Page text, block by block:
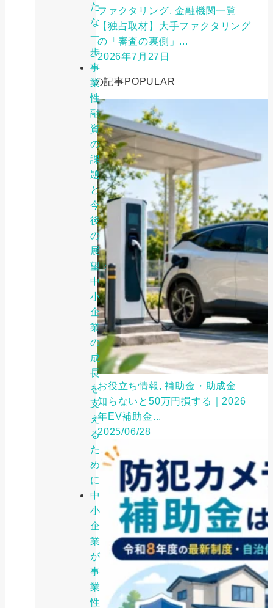
た
な
一
歩
事
業
性
融
資
の
課
題
と
今
後
の
展
望：
中
小
企
業
の
成
長
を
支
え
る
た
め
に
中
小
企
業
が
事
業
性
ファクタリング, 金融機関一覧
【独占取材】大手ファクタリング
の「審査の裏側」...
2026年7月27日
人気の記事POPULAR
お役立ち情報, 補助金・助成金
知らないと50万円損する｜2026
年EV補助金...
2025/06/28